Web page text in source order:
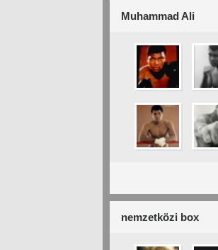
Muhammad Ali
nemzetközi box